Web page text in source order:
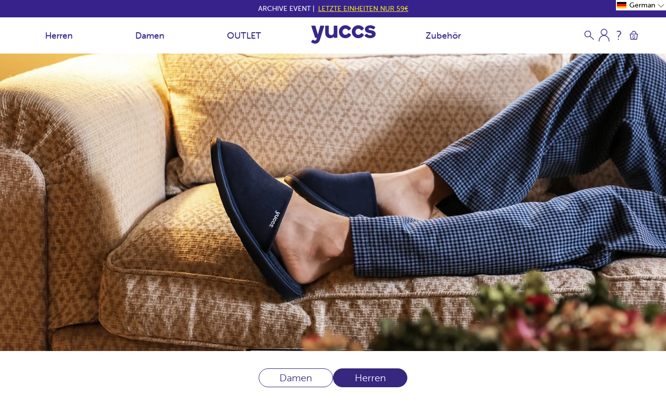
ARCHIVE EVENT | LETZTE EINHEITEN NUR 59€
Herren Damen OUTLET Zubehör 0
Damen Herren
German